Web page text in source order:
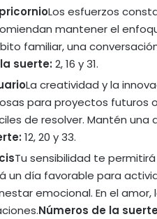
Los esfuerzos
mantener el
familiar, una
suerte: 2, 16 y 31.
La creatividad y la
para proyectos futuros
de resolver. Mantén
12, 20 y 33.
Tu sensibilidad te
un día favorable para
emocional. En el
Números de la